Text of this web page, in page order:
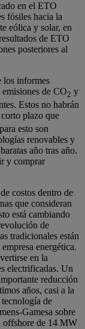
en el ETO
fósiles hacia la
eólica y solar, en
de ETO
posteriores al
los informes
de CO2 y
Estos no habrán
corto plazo que
esto son
renovables y
año tras año.
y comprar
costos dentro de
que consideran
está cambiando
de
tradicionales están
energética.
en la
electrificadas. Un
reducción
años, casi a la
de
Gamesa sobre
offshore de 14 MW